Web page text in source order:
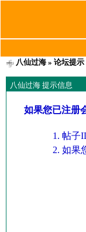
八仙过海» 论坛提示
八仙过海 提示信息
如果您已注册
帖子
如果